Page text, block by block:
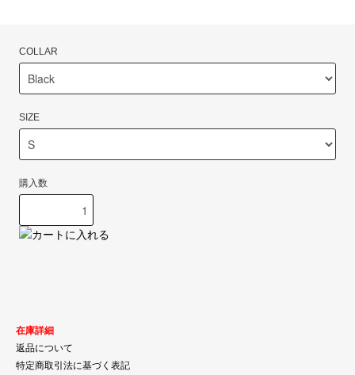
COLLAR
SIZE
購入数
在庫詳細
返品について
特定商取引法に基づく表記